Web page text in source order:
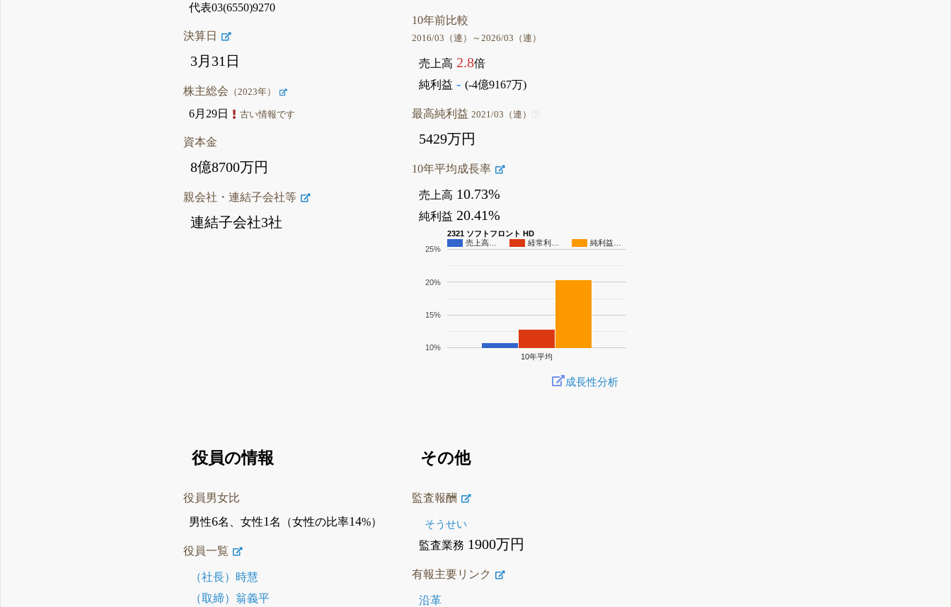
代表03(6550)9270
決算日
3月31日
株主総会 （2023年）
6月29日 古い情報です
資本金
8億8700万円
親会社・連結子会社等
連結子会社3社
10年前比較
2016/03（連）～2026/03（連）
売上高 2.8倍
純利益 - (-4億9167万)
最高純利益2021/03（連）
5429万円
10年平均成長率
売上高 10.73%
純利益 20.41%
2321 ソフトフロント HD
売上高…
経常利… 純利益…
10年平均
10%
15%
20%
25%
成長性分析
役員の情報
役員男女比
男性6名、女性1名（女性の比率14%）
役員一覧
（社長）時慧
（取締）翁義平
その他
監査報酬
そうせい
監査業務 1900万円
有報主要リンク
沿革